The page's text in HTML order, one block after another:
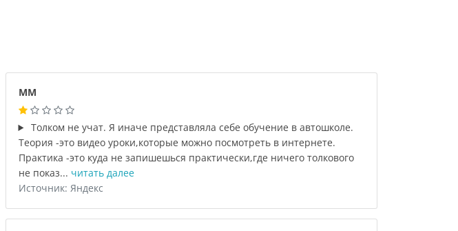
ММ
Толком не учат. Я иначе представляла себе обучение в автошколе.
Теория -это видео уроки,которые можно посмотреть в интернете.
Практика -это куда не запишешься практически,где ничего толкового
не показ... читать далее
Источник: Яндекс